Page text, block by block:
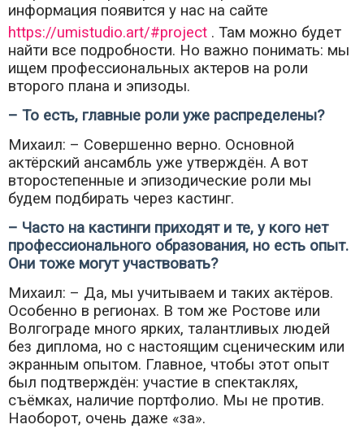
информация появится у нас на сайте
https://umistudio.art/#project . Там можно будет
найти все подробности. Но важно понимать: мы
ищем профессиональных актеров на роли
второго плана и эпизоды.
– То есть, главные роли уже распределены?
Михаил: – Совершенно верно. Основной
актёрский ансамбль уже утверждён. А вот
второстепенные и эпизодические роли мы
будем подбирать через кастинг.
– Часто на кастинги приходят и те, у кого нет
профессионального образования, но есть опыт.
Они тоже могут участвовать?
Михаил: – Да, мы учитываем и таких актёров.
Особенно в регионах. В том же Ростове или
Волгограде много ярких, талантливых людей
без диплома, но с настоящим сценическим или
экранным опытом. Главное, чтобы этот опыт
был подтверждён: участие в спектаклях,
съёмках, наличие портфолио. Мы не против.
Наоборот, очень даже «за».